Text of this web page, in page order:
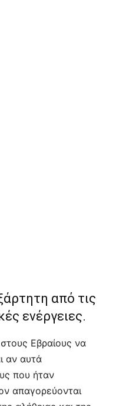
από τις
ενέργειες.
Εβραίους να
αν αυτά
που ήταν
απαγορεύονται